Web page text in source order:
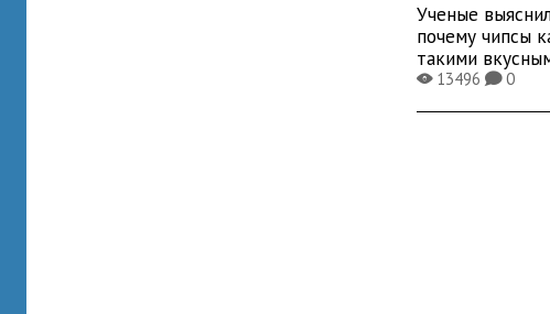
Ученые
почему чипсы
такими
X13496K0